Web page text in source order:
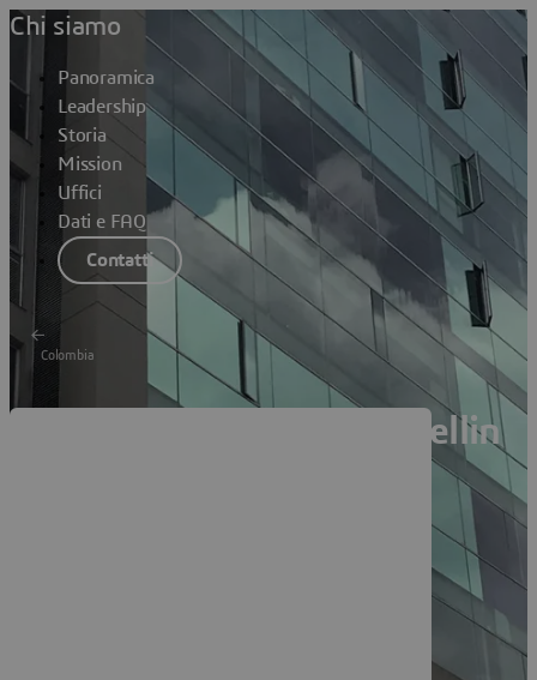
Chi siamo
Panoramica
Leadership
Storia
Mission
Uffici
Dati e FAQ
Contatti
Colombia
Dassault Systèmes Medellin